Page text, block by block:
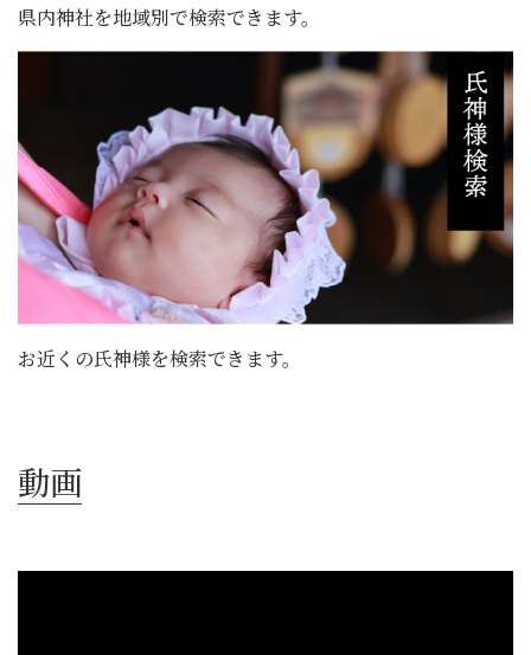
県内神社を地域別で検索できます。
お近くの氏神様を検索できます。
動画